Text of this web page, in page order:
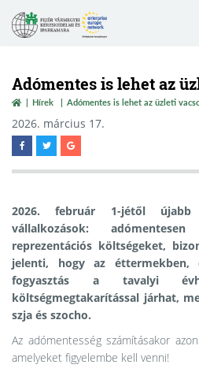
Adómentes is lehet az
Hírek Adómentes is lehet az üzleti
2026. március 17.
2026. február 1-jétől
vállalkozások:
reprezentációs költségeket,
jelenti, hogy az éttermekben,
fogyasztás a tavalyi
költségmegtakarítással járhat,
szja és szocho.
Az adómentesség számításakor
amelyeket figyelembe kell venni!